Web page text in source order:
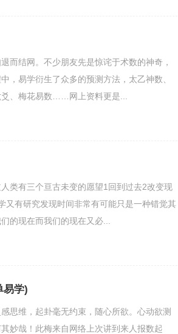
而结网。不少朋友先是惊诧于术数的神奇，
，易学衍生了众多的预测方法，太乙神数、
、梅花易数……网上资料更是...
类有三个亘古未变的愿望1回到过去2改变现
又有研究发现时间非常有可能只是一种错觉其
的现在而我们的现在又必...
易学)
思维，起卦毫无约束，随心所欲。心动欲测
妙哉！此梅来自网络上次讲到来人报数起